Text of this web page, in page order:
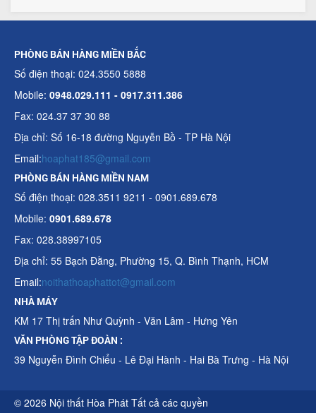
PHÒNG BÁN HÀNG MIỀN BẮC
Số điện thoại: 024.3550 5888
Mobile: 0948.029.111 - 0917.311.386
Fax: 024.37 37 30 88
Địa chỉ: Số 16-18 đường Nguyễn Bồ - TP Hà Nội
Email:hoaphat185@gmail.com
PHÒNG BÁN HÀNG MIỀN NAM
Số điện thoại: 028.3511 9211 - 0901.689.678
Mobile: 0901.689.678
Fax: 028.38997105
Địa chỉ: 55 Bạch Đằng, Phường 15, Q. Bình Thạnh, HCM
Email:noithathoaphattot@gmail.com
NHÀ MÁY
KM 17 Thị trấn Như Quỳnh - Văn Lâm - Hưng Yên
VĂN PHÒNG TẬP ĐOÀN :
39 Nguyễn Đình Chiểu - Lê Đại Hành - Hai Bà Trưng - Hà Nội
© 2026 Nội thất Hòa Phát Tất cả các quyền